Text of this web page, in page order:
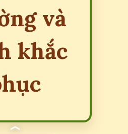
và
khắc